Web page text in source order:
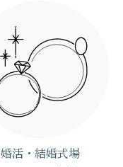
婚活・結婚式場